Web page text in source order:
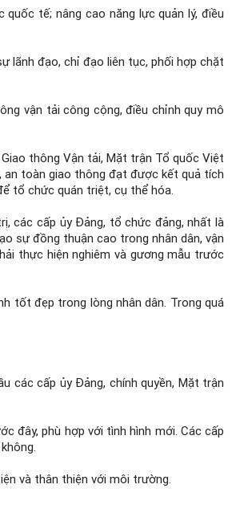
tế; nâng cao năng lực quản lý, điều
lãnh đạo, chỉ đạo liên tục, phối hợp chặt
vận tải công cộng, điều chỉnh quy mô
thông Vận tải, Mặt trận Tổ quốc Việt
an toàn giao thông đạt được kết quả tích
tổ chức quán triệt, cụ thể hóa.
các cấp ủy Đảng, tổ chức đảng, nhất là
sự đồng thuận cao trong nhân dân, vận
thực hiện nghiêm và gương mẫu trước
tốt đẹp trong lòng nhân dân. Trong quá
các cấp ủy Đảng, chính quyền, Mặt trận
đây, phù hợp với tình hình mới. Các cấp
và thân thiện với môi trường.